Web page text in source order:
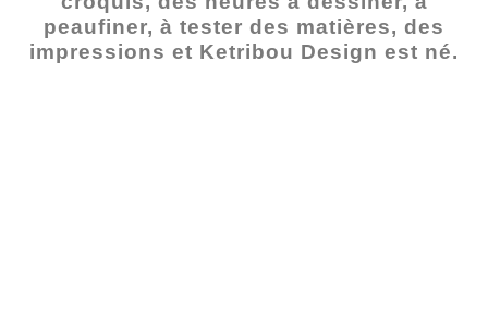
peaufiner, à tester des matières, des
impressions et Ketribou Design est né.